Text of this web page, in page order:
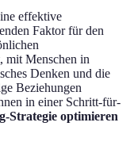
effektive
Faktor für den
mit Menschen in
Denken und die
Beziehungen
in einer Schritt-für-
Strategie optimieren